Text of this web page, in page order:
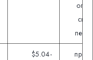
$5.04-